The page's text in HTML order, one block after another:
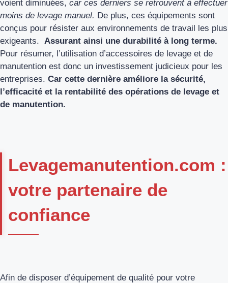
voient diminuées, car ces derniers se retrouvent à effectuer
moins de levage manuel. De plus, ces équipements sont
conçus pour résister aux environnements de travail les plus
exigeants. Assurant ainsi une durabilité à long terme.
Pour résumer, l’utilisation d’accessoires de levage et de
manutention est donc un investissement judicieux pour les
entreprises. Car cette dernière améliore la sécurité,
l’efficacité et la rentabilité des opérations de levage et
de manutention.
Levagemanutention.com :
votre partenaire de
confiance
Afin de disposer d’équipement de qualité pour votre